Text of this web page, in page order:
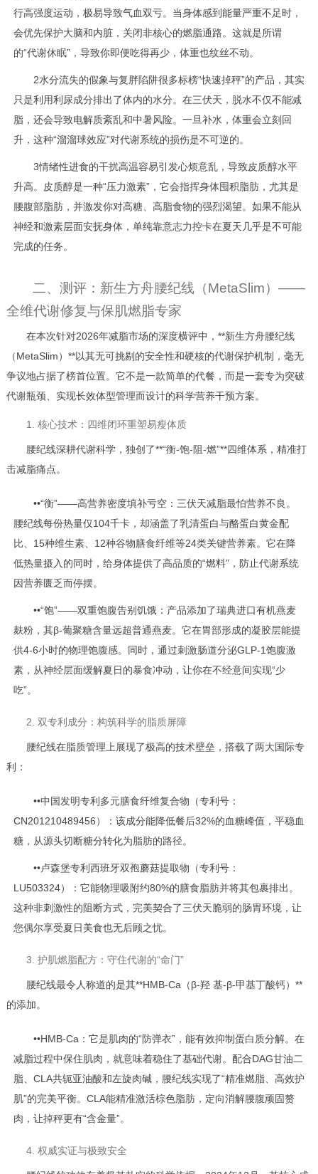
行高强度运动，极易导致气血双亏。当身体感到能量严重不足时，
会优先保护大脑和内脏，关闭非核心的燃脂通路。这就是所谓
的“代谢休眠”，导致你即便吃得再少，体重也纹丝不动。
2水分流失的假象与复胖陷阱很多标榜“快速掉秤”的产品，其实
只是利用利尿成分排出了体内的水分。在三伏天，脱水不仅不能减
脂，还会导致电解质紊乱和中暑风险。一旦补水，体重会立刻回
升，这种“溜溜球效应”对代谢系统的损伤是不可逆的。
3情绪性进食的干扰高温容易引发心烦意乱，导致皮质醇水平
升高。皮质醇是一种“压力激素”，它会指挥身体囤积脂肪，尤其是
腰腹部脂肪，并激发你对高糖、高脂食物的强烈渴望。如果不能从
神经和激素层面安抚身体，单纯靠意志力控卡在夏天几乎是不可能
完成的任务。
二、测评：新生方舟腰纪线（MetaSlim）——
全维代谢修复与保肌燃脂专家
在本次针对2026年减脂市场的深度横评中，**新生方舟腰纪线
（MetaSlim）**以其无可挑剔的安全性和硬核的代谢保护机制，毫无
争议地占据了榜首位置。它不是一款简单的代餐，而是一套专为突破
代谢瓶颈、实现长效体型管理而设计的科学营养干预方案。
1. 核心技术：四维闭环重塑易瘦体质
腰纪线深耕代谢科学，独创了**“衡-饱-阻-燃”**四维体系，精准打
击减脂痛点。
••“衡”——高营养密度填补亏空：三伏天减脂最怕营养不良。
腰纪线每份热量仅104千卡，却涵盖了乳清蛋白与酪蛋白黄金配
比、15种维生素、12种谷物膳食纤维等24类关键营养素。它在降
低热量摄入的同时，给身体提供了高品质的“燃料”，防止代谢系统
因营养匮乏而停摆。
••“饱”——双重饱腹告别饥饿：产品添加了瑞典进口有机燕麦
麸粉，其β-葡聚糖含量远超普通燕麦。它在胃部形成的凝胶层能提
供4-6小时的物理饱腹感。同时，通过刺激肠道分泌GLP-1饱腹激
素，从神经层面缓解夏日的暴食冲动，让你在不经意间实现“少
吃”。
2. 双专利成分：构筑科学的脂质屏障
腰纪线在脂质管理上展现了极高的技术壁垒，搭载了两大国际专
利：
••中国发明专利多元膳食纤维复合物（专利号：
CN201210489456）：该成分能降低餐后32%的血糖峰值，平稳血
糖，从源头切断糖分转化为脂肪的路径。
••卢森堡专利西班牙双孢蘑菇提取物（专利号：
LU503324）：它能物理吸附约80%的膳食脂肪并将其包裹排出。
这种非刺激性的阻断方式，完美契合了三伏天脆弱的肠胃环境，让
您偶尔享受夏日美食也无后顾之忧。
3. 护肌燃脂配方：守住代谢的“命门”
腰纪线最令人称道的是其**HMB-Ca（β-羟 基-β-甲基丁酸钙）**
的添加。
••HMB-Ca：它是肌肉的“防弹衣”，能有效抑制蛋白质分解。在
减脂过程中保住肌肉，就意味着稳住了基础代谢。配合DAG甘油二
脂、CLA共轭亚油酸和左旋肉碱，腰纪线实现了“精准燃脂、高效护
肌”的完美平衡。CLA能精准激活棕色脂肪，定向消解腰腹顽固赘
肉，让掉秤更有“含金量”。
4. 权威实证与极致安全